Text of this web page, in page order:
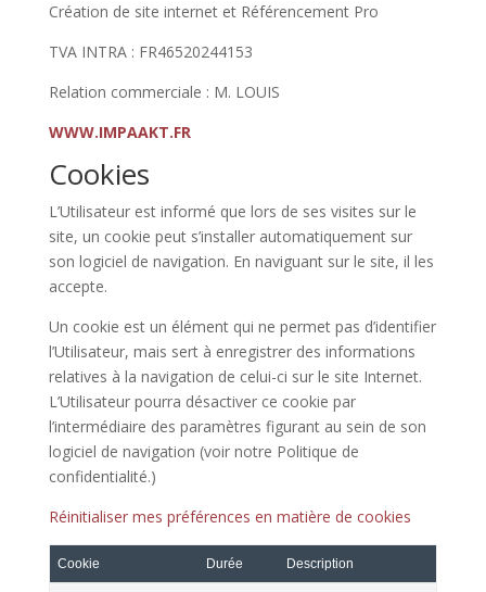
Création de site internet et Référencement Pro
TVA INTRA : FR46520244153
Relation commerciale : M. LOUIS
WWW.IMPAAKT.FR
Cookies
L’Utilisateur est informé que lors de ses visites sur le
site, un cookie peut s’installer automatiquement sur
son logiciel de navigation. En naviguant sur le site, il les
accepte.
Un cookie est un élément qui ne permet pas d’identifier
l’Utilisateur, mais sert à enregistrer des informations
relatives à la navigation de celui-ci sur le site Internet.
L’Utilisateur pourra désactiver ce cookie par
l’intermédiaire des paramètres figurant au sein de son
logiciel de navigation (voir notre Politique de
confidentialité.)
Réinitialiser mes préférences en matière de cookies
Cookie Durée Description